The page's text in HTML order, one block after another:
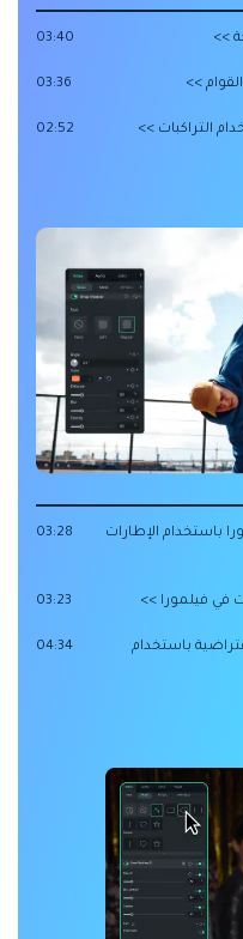
03:40
03:36
02:52
باستخدام الإطارات
03:28
03:23
باستخدام
04:34